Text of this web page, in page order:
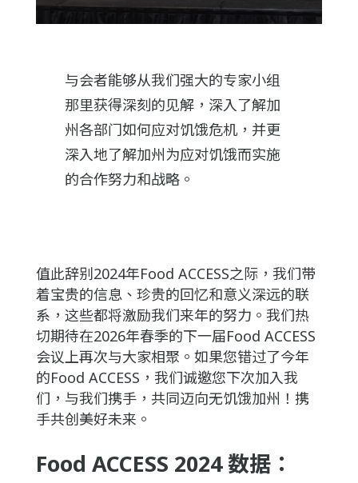
与会者能够从我们强大的专家小组
那里获得深刻的见解，深入了解加
州各部门如何应对饥饿危机，并更
深入地了解加州为应对饥饿而实施
的合作努力和战略。
值此辞别2024年Food ACCESS之际，我们带
着宝贵的信息、珍贵的回忆和意义深远的联
系，这些都将激励我们来年的努力。我们热
切期待在2026年春季的下一届Food ACCESS
会议上再次与大家相聚。如果您错过了今年
的Food ACCESS，我们诚邀您下次加入我
们，与我们携手，共同迈向无饥饿加州！携
手共创美好未来。
Food ACCESS 2024 数据：